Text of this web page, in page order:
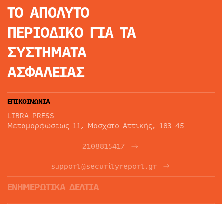
ΤΟ ΑΠΟΛΥΤΟ
ΠΕΡΙΟΔΙΚΟ ΓΙΑ ΤΑ
ΣΥΣΤΗΜΑΤΑ
ΑΣΦΑΛΕΙΑΣ
ΕΠΙΚΟΙΝΩΝΙΑ
LIBRA PRESS
Μεταμορφώσεως 11, Μοσχάτο Αττικής, 183 45
2108815417
support@securityreport.gr
ΕΝΗΜΕΡΩΤΙΚΑ ΔΕΛΤΙΑ